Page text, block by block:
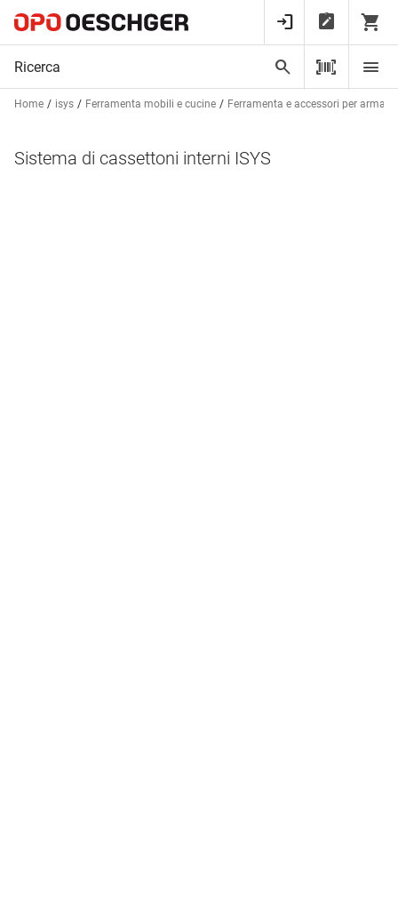
Home isys Ferramenta mobili e cucine Ferramenta e accessori per armadi
Sistema di cassettoni interni ISYS